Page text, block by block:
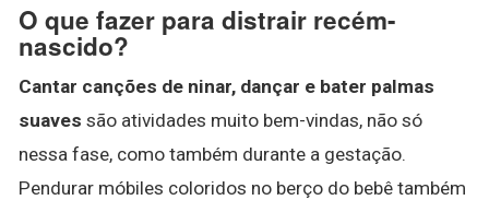
O que fazer para distrair recém-
nascido?
Cantar canções de ninar, dançar e bater palmas
suaves são atividades muito bem-vindas, não só
nessa fase, como também durante a gestação.
Pendurar móbiles coloridos no berço do bebê também